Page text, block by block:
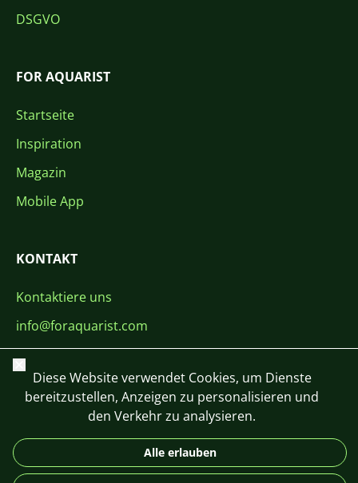
DSGVO
FOR AQUARIST
Startseite
Inspiration
Magazin
Mobile App
KONTAKT
Kontaktiere uns
info@foraquarist.com
+420 603 449 602
CS SK EN PL DE
Schließen
Diese Website verwendet Cookies, um Dienste
bereitzustellen, Anzeigen zu personalisieren und
den Verkehr zu analysieren.
Alle erlauben